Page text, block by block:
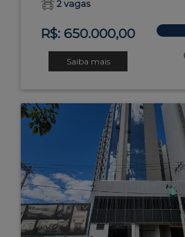
2 vagas
R$: 650.000,00
Saiba mais